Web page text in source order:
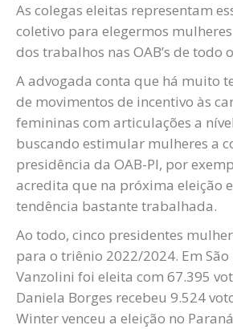
As colegas eleitas representam
coletivo para elegermos
dos trabalhos nas OAB’s de todo
A advogada conta que há muito
de movimentos de incentivo às
femininas com articulações a
buscando estimular mulheres a
presidência da OAB-PI, por
acredita que na próxima eleição
tendência bastante trabalhada.
Ao todo, cinco presidentes
para o triênio 2022/2024. Em
Vanzolini foi eleita com 67.395
Daniela Borges recebeu 9.524
Winter venceu a eleição no